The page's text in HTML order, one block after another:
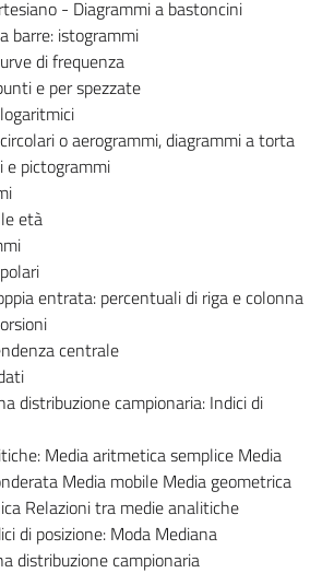
- Diagrammi a bastoncini
barre: istogrammi
di frequenza
e per spezzate
o aerogrammi, diagrammi a torta
e pictogrammi
età
entrata: percentuali di riga e colonna
centrale
distribuzione campionaria: Indici di
Media aritmetica semplice Media
Media mobile Media geometrica
Relazioni tra medie analitiche
di posizione: Moda Mediana
distribuzione campionaria